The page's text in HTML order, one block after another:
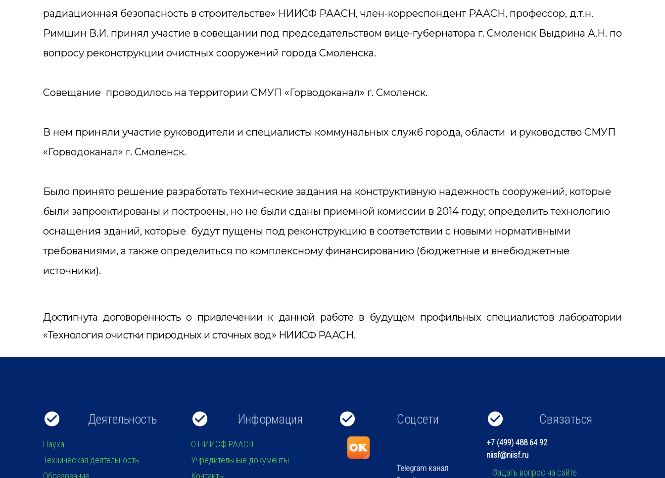
радиационная безопасность в строительстве» НИИСФ РААСН, член-корреспондент РААСН, профессор, д.т.н.
Римшин В.И. принял участие в совещании под председательством вице-губернатора г. Смоленск Выдрина А.Н. по
вопросу реконструкции очистных сооружений города Смоленска.
Совещание проводилось на территории СМУП «Горводоканал» г. Смоленск.
В нем приняли участие руководители и специалисты коммунальных служб города, области и руководство СМУП
«Горводоканал» г. Смоленск.
Было принято решение разработать технические задания на конструктивную надежность сооружений, которые
были запроектированы и построены, но не были сданы приемной комиссии в 2014 году; определить технологию
оснащения зданий, которые будут пущены под реконструкцию в соответствии с новыми нормативными
требованиями, а также определиться по комплексному финансированию (бюджетные и внебюджетные
источники).
Достигнута договоренность о привлечении к данной работе в будущем профильных специалистов лаборатории
«Технология очистки природных и сточных вод» НИИСФ РААСН.
Деятельность
Наука
Техническая деятельность
Образование
Информация
О НИИСФ РААСН
Учредительные документы
Контакты
Соцсети
Telegram канал
Связаться
+7 (499) 488 64 92
niisf@niisf.ru
Задать вопрос на сайте